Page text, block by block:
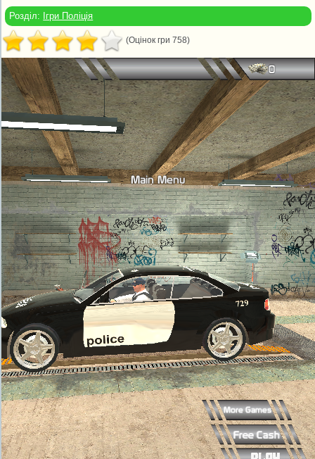
Розділ: Ігри Поліція
(Оцінок гри 758)